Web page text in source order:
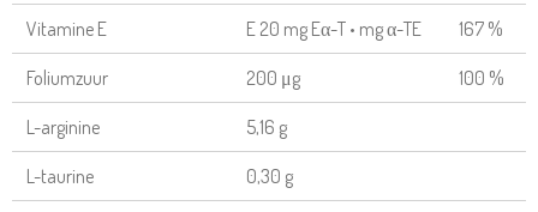
Vitamine E E 20 mg Eα-T • mg α-TE 167 %
Foliumzuur 200 μg 100 %
L-arginine 5,16 g
L-taurine 0,30 g